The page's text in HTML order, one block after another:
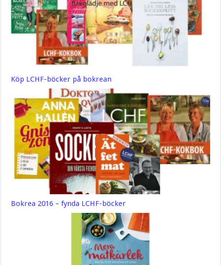
Köp LCHF-böcker på bokrean
Bokrea 2016 – fynda LCHF-böcker